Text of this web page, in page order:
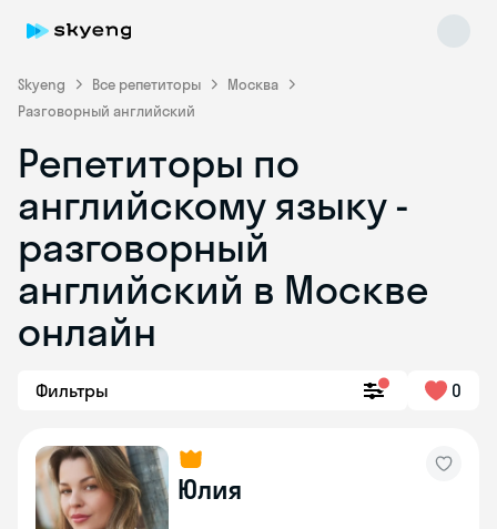
Skyeng Все репетиторы
Москва
Разговорный английский
Репетиторы по
английскому языку -
разговорный
английский в Москве
онлайн
Фильтры 0
Юлия
Skyeng Chat